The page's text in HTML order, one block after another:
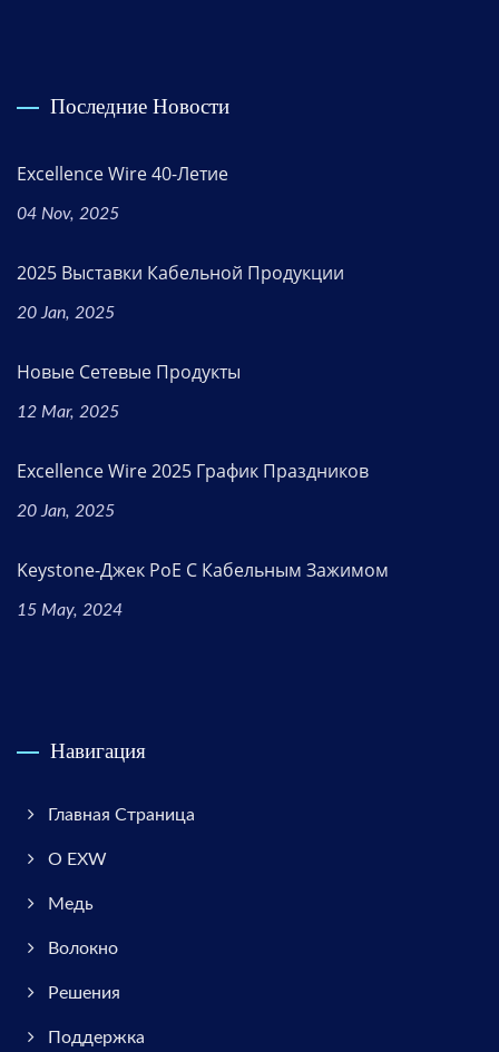
Последние Новости
Excellence Wire 40-Летие
04 Nov, 2025
2025 Выставки Кабельной Продукции
20 Jan, 2025
Новые Сетевые Продукты
12 Mar, 2025
Excellence Wire 2025 График Праздников
20 Jan, 2025
Keystone-Джек PoE С Кабельным Зажимом
15 May, 2024
Навигация
Главная Страница
О EXW
Медь
Волокно
Решения
Поддержка